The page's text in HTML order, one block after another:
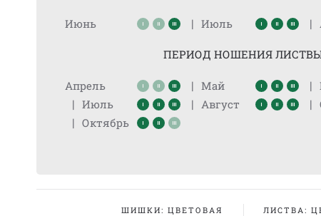
Июнь | Июль |
ПЕРИОД НОШЕНИЯ
Апрель | Май |
| Июль | Август |
| Октябрь
ШИШКИ: ЦВЕТОВАЯ
ЛИСТВА: